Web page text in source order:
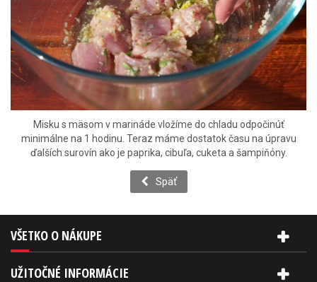
Misku s mäsom v marináde vložíme do chladu odpočinúť
minimálne na 1 hodinu. Teraz máme dostatok času na úpravu
ďalších surovín ako je paprika, cibuľa, cuketa a šampiňóny.
Späť
VŠETKO O NÁKUPE
UŽITOČNÉ INFORMÁCIE